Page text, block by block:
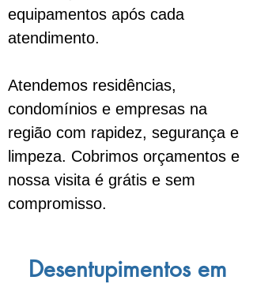
equipamentos após cada
atendimento.
Atendemos residências,
condomínios e empresas na
região com rapidez, segurança e
limpeza. Cobrimos orçamentos e
nossa visita é grátis e sem
compromisso.
Desentupimentos em